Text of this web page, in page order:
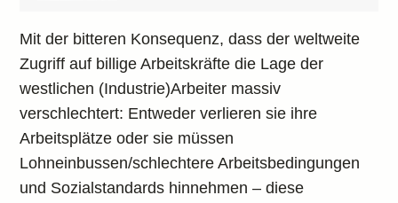
Mit der bitteren Konsequenz, dass der weltweite
Zugriff auf billige Arbeitskräfte die Lage der
westlichen (Industrie)Arbeiter massiv
verschlechtert: Entweder verlieren sie ihre
Arbeitsplätze oder sie müssen
Lohneinbussen/schlechtere Arbeitsbedingungen
und Sozialstandards hinnehmen – diese